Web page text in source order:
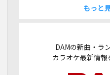
もっと
DAMの新曲・ラ
カラオケ最新情報